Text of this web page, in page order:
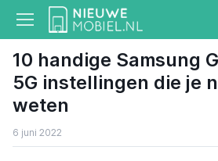
10 handige Samsung
5G instellingen die je
weten
6 juni 2022